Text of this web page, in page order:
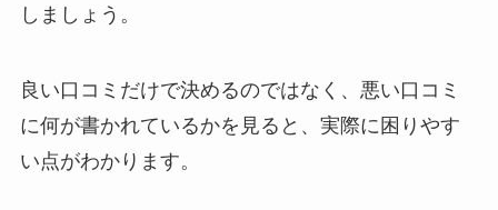
しましょう。
良い口コミだけで決めるのではなく、悪い口コミ
に何が書かれているかを見ると、実際に困りやす
い点がわかります。